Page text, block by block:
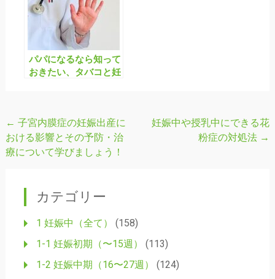
パパになるなら知って
おきたい、タバコと妊
投
稿
← 子宮内膜症の妊娠出産に
おける影響とその予防・治
療について学びましょう！
妊娠中や授乳中にできる花
粉症の対処法 →
カテゴリー
1 妊娠中（全て）
(158)
1-1 妊娠初期（〜15週）
(113)
1-2 妊娠中期（16〜27週）
(124)